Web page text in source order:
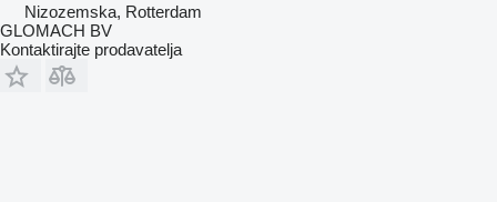
Nizozemska, Rotterdam
GLOMACH BV
Kontaktirajte prodavatelja